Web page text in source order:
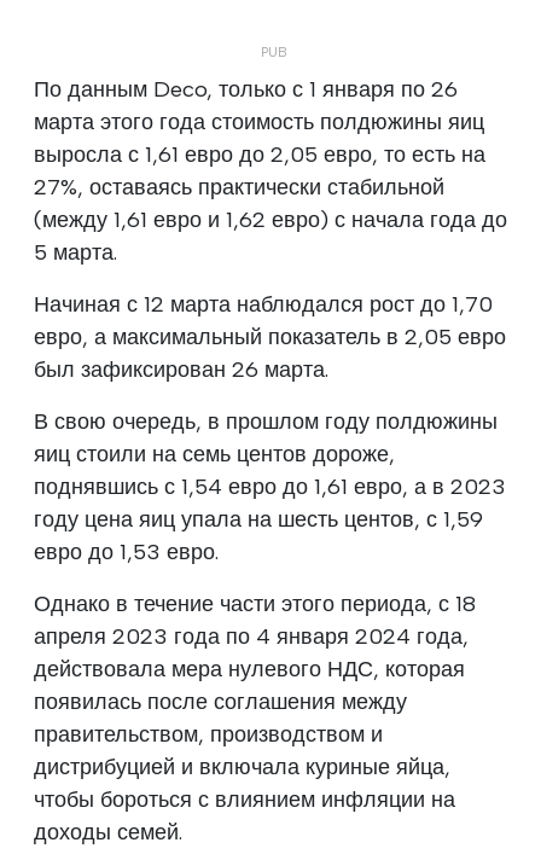
По данным Deco, только с 1 января по 26
марта этого года стоимость полдюжины яиц
выросла с 1,61 евро до 2,05 евро, то есть на
27%, оставаясь практически стабильной
(между 1,61 евро и 1,62 евро) с начала года до
5 марта.
Начиная с 12 марта наблюдался рост до 1,70
евро, а максимальный показатель в 2,05 евро
был зафиксирован 26 марта.
В свою очередь, в прошлом году полдюжины
яиц стоили на семь центов дороже,
поднявшись с 1,54 евро до 1,61 евро, а в 2023
году цена яиц упала на шесть центов, с 1,59
евро до 1,53 евро.
Однако в течение части этого периода, с 18
апреля 2023 года по 4 января 2024 года,
действовала мера нулевого НДС, которая
появилась после соглашения между
правительством, производством и
дистрибуцией и включала куриные яйца,
чтобы бороться с влиянием инфляции на
доходы семей.